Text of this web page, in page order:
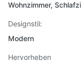
Wohnzimmer,
Designstil:
Modern
Hervorheben